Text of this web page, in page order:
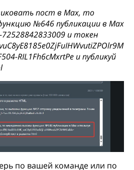
пост в Max, то
№646 публикации в Max
72528842833009 и токен
RIL1Fh6cMxrtPe и публикуй
по вашей команде или по